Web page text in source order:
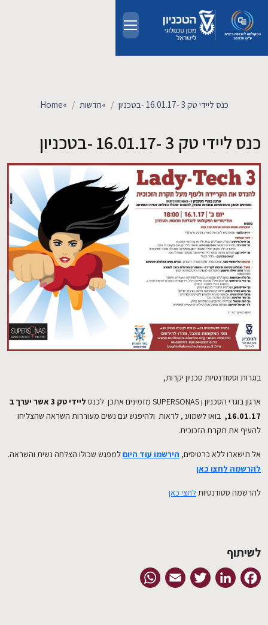
EN
מחקר
חדשות ואירועים
קשרי תעשייה
צרו קשר
Home» חדשות» כנס ליידי טק 3 -16.01.17 -בטכניון
כנס ליידי טק 3 -16.01.17 -בטכניון
בוגרות וסטודנטיות טכניון יקרות,
ארגון בוגרי הטכניון ן SUPERSONAS מזמינים אתכן לכנס
ליידי טק 3 אשר יערך ב
16.01.17,
בואו לשמוע , לראות ולהיפגש עם נשים מעוררות השראה שהצליחו
להעיף את תקרת הזכוכית.
אל תישארו ללא כרטיסים, הירשמו עוד היוםלמפגש שכולו הצלחה נשית והשראה.
להרשמה לחצו כאן
להרשמה סטודנטיותלחצי כאן
לשיתוף
Facebook
LinkedIn
Twitter
Email